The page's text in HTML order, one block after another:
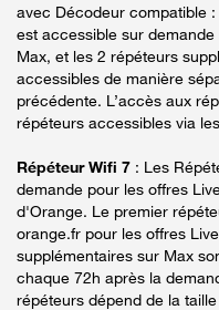
avec Décodeur compatible
est accessible sur
Max, et les 2 répéteurs
accessibles de manière
précédente. L’accès aux
répéteurs accessibles via
Répéteur Wifi 7 : Les
demande pour les offres
d'Orange. Le premier
orange.fr pour les offres
supplémentaires sur Max
chaque 72h après la
répéteurs dépend de la